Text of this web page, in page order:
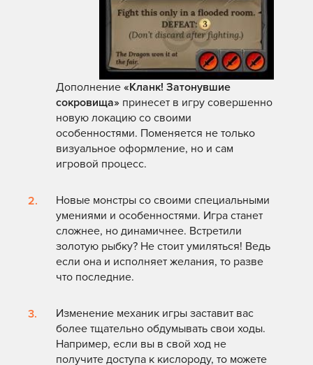
Дополнение «Кланк! Затонувшие
сокровища» принесет в игру совершенно
новую локацию со своими
особенностями. Поменяется не только
визуальное оформление, но и сам
игровой процесс.
Новые монстры со своими специальными
умениями и особенностями. Игра станет
сложнее, но динамичнее. Встретили
золотую рыбку? Не стоит умиляться! Ведь
если она и исполняет желания, то разве
что последние.
Изменение механик игры заставит вас
более тщательно обдумывать свои ходы.
Например, если вы в свой ход не
получите доступа к кислороду, то можете